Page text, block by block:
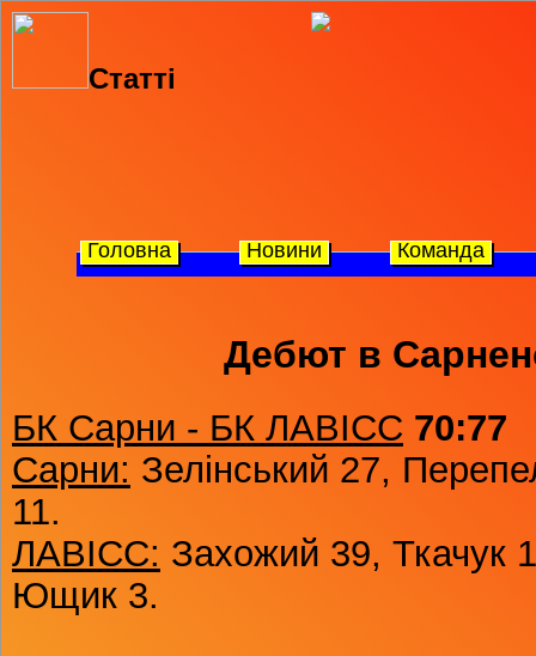
Статті
Головна Новини Команда
Дебют в
БК Сарни - БК ЛАВІСС 70:77
Сарни: Зелінський 27,
11.
ЛАВІСС: Захожий 39, Ткачук
Ющик 3.